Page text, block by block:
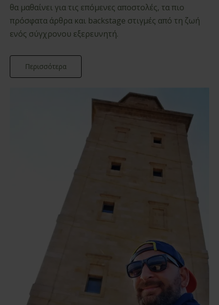
θα μαθαίνει για τις επόμενες αποστολές, τα πιο
πρόσφατα άρθρα και backstage στιγμές από τη ζωή
ενός σύγχρονου εξερευνητή.
Περισσότερα